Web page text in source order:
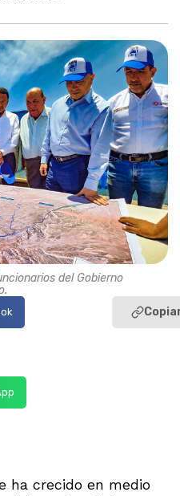
del Gobierno
ha crecido en medio